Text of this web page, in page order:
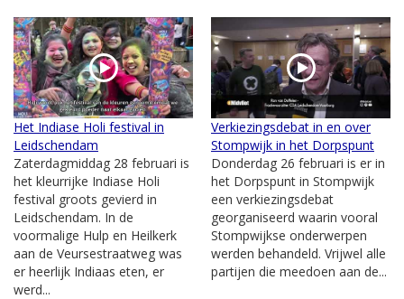
Het Indiase Holi festival in
Leidschendam
Zaterdagmiddag 28 februari is
het kleurrijke Indiase Holi
festival groots gevierd in
Leidschendam. In de
voormalige Hulp en Heilkerk
aan de Veursestraatweg was
er heerlijk Indiaas eten, er
werd...
Verkiezingsdebat in en over
Stompwijk in het Dorpspunt
Donderdag 26 februari is er in
het Dorpspunt in Stompwijk
een verkiezingsdebat
georganiseerd waarin vooral
Stompwijkse onderwerpen
werden behandeld. Vrijwel alle
partijen die meedoen aan de...